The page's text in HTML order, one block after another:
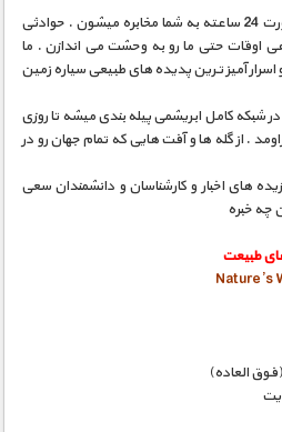
حوادث هر روز به صورت 24 ساعته به شما مخابره میشون . حوادثی
اوقات حتی ما رو به وحشت می اندازن . ما
آمیز ترین پدیده های طبیعی سیاره زمین
کامل ابریشمی پیله بندی میشه تا روزی
. از گله ها و آفت هایی که تمام جهان رو در
های اخبار و کارشناسان و دانشمندان سعی
چه خبره
طبیعت
Nature’s